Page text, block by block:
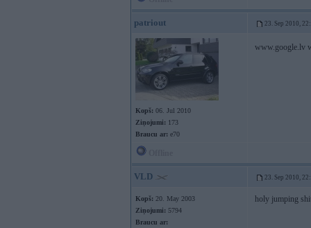
patriout 23. Sep 2010,
Kopš: 06. Jul 2010
Ziņojumi: 173
Braucu ar: e70
www.google.lv
VLD 23. Sep 2010,
Kopš: 20. May 2003
Ziņojumi: 5794
Braucu ar:
holy jumping